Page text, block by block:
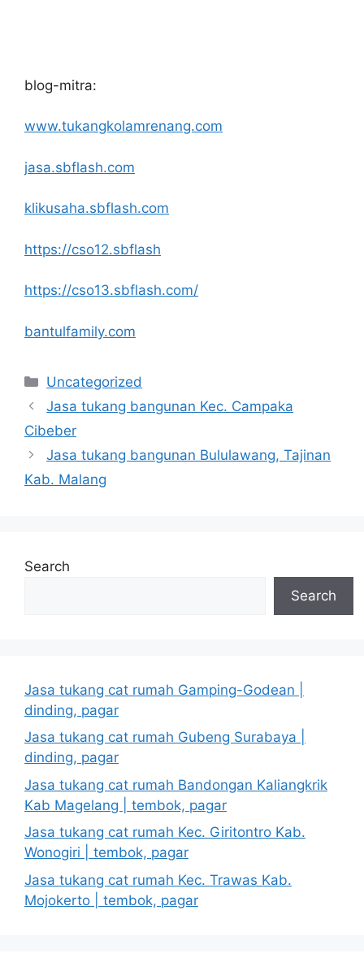
blog-mitra:
www.tukangkolamrenang.com
jasa.sbflash.com
klikusaha.sbflash.com
https://cso12.sbflash
https://cso13.sbflash.com/
bantulfamily.com
Categories
Uncategorized
Jasa tukang bangunan Kec. Campaka
Cibeber
Jasa tukang bangunan Bululawang, Tajinan
Kab. Malang
Search
Search
Jasa tukang cat rumah Gamping-Godean |
dinding, pagar
Jasa tukang cat rumah Gubeng Surabaya |
dinding, pagar
Jasa tukang cat rumah Bandongan Kaliangkrik
Kab Magelang | tembok, pagar
Jasa tukang cat rumah Kec. Giritontro Kab.
Wonogiri | tembok, pagar
Jasa tukang cat rumah Kec. Trawas Kab.
Mojokerto | tembok, pagar